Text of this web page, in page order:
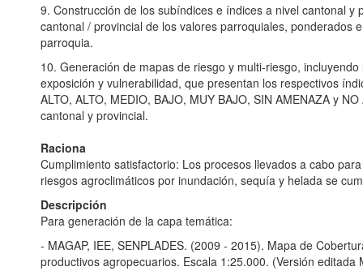
9. Construcción de los subíndices e índices a nivel cantonal y
cantonal / provincial de los valores parroquiales, ponderados
parroquia.
10. Generación de mapas de riesgo y multi-riesgo,
exposición y vulnerabilidad, que presentan los respectivos
ALTO, ALTO, MEDIO, BAJO, MUY BAJO, SIN AMENAZA y
cantonal y provincial.
Raciona
Cumplimiento satisfactorio: Los procesos llevados a cabo
riesgos agroclimáticos por inundación, sequía y helada se
Descripción
Para generación de la capa temática:
- MAGAP, IEE, SENPLADES. (2009 - 2015). Mapa de
productivos agropecuarios. Escala 1:25.000. (Versión editada